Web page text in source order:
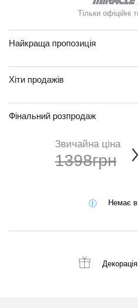
Тільки офіційні
Найкраща пропозиція
Хіти продажів
Фінальний розпродаж
Звичайна ціна
1398грн
Немає в
Декорація